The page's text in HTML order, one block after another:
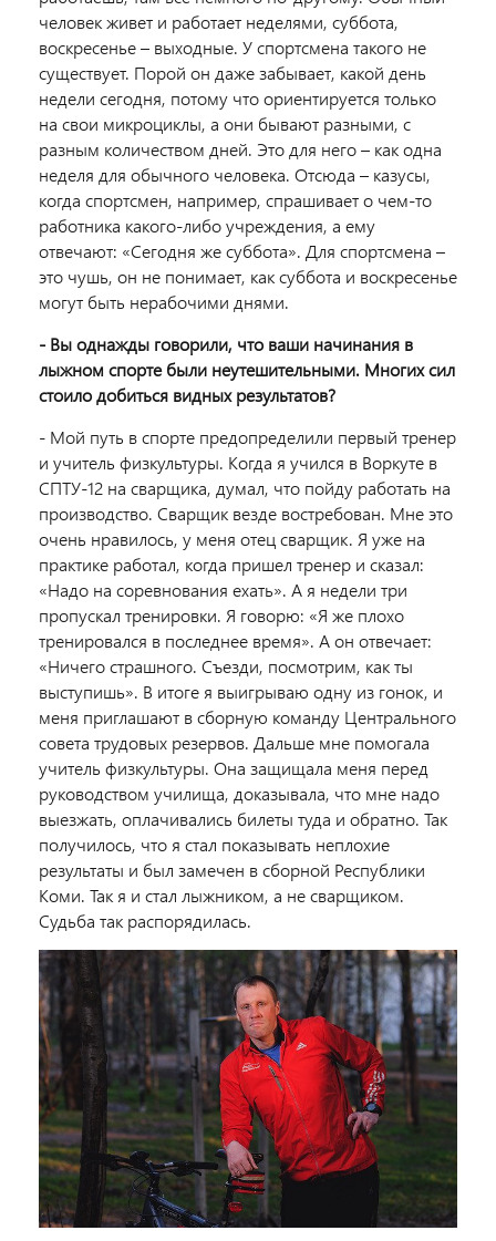
человек живет и работает неделями, суббота,
воскресенье – выходные. У спортсмена такого не
существует. Порой он даже забывает, какой день
недели сегодня, потому что ориентируется только
на свои микроциклы, а они бывают разными, с
разным количеством дней. Это для него – как одна
неделя для обычного человека. Отсюда – казусы,
когда спортсмен, например, спрашивает о чем-то
работника какого-либо учреждения, а ему
отвечают: «Сегодня же суббота». Для спортсмена –
это чушь, он не понимает, как суббота и воскресенье
могут быть нерабочими днями.
- Вы однажды говорили, что ваши начинания в
лыжном спорте были неутешительными. Многих сил
стоило добиться видных результатов?
- Мой путь в спорте предопределили первый тренер
и учитель физкультуры. Когда я учился в Воркуте в
СПТУ-12 на сварщика, думал, что пойду работать на
производство. Сварщик везде востребован. Мне это
очень нравилось, у меня отец сварщик. Я уже на
практике работал, когда пришел тренер и сказал:
«Надо на соревнования ехать». А я недели три
пропускал тренировки. Я говорю: «Я же плохо
тренировался в последнее время». А он отвечает:
«Ничего страшного. Съезди, посмотрим, как ты
выступишь». В итоге я выигрываю одну из гонок, и
меня приглашают в сборную команду Центрального
совета трудовых резервов. Дальше мне помогала
учитель физкультуры. Она защищала меня перед
руководством училища, доказывала, что мне надо
выезжать, оплачивались билеты туда и обратно. Так
получилось, что я стал показывать неплохие
результаты и был замечен в сборной Республики
Коми. Так я и стал лыжником, а не сварщиком.
Судьба так распорядилась.